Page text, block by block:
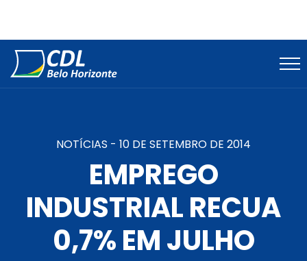
NOTÍCIAS - 10 DE SETEMBRO DE 2014
EMPREGO
INDUSTRIAL RECUA
0,7% EM JULHO